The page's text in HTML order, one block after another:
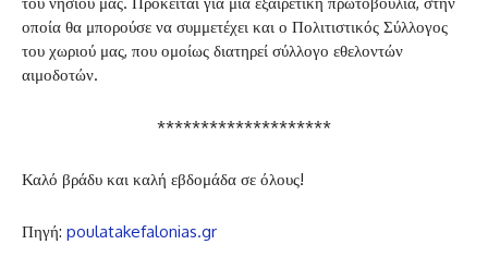
οποία θα μπορούσε να συμμετέχει και ο Πολιτιστικός Σύλλογος
του χωριού μας, που ομοίως διατηρεί σύλλογο εθελοντών
αιμοδοτών.
********************
Καλό βράδυ και καλή εβδομάδα σε όλους!
Πηγή: poulatakefalonias.gr